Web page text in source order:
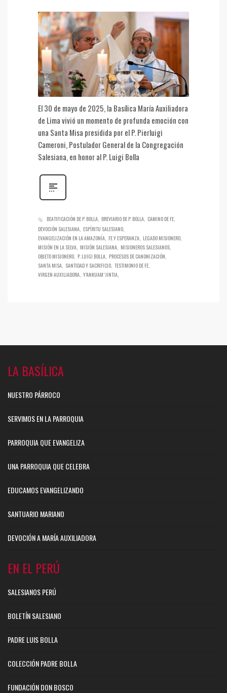
El 30 de mayo de 2025, la Basílica María Auxiliadora
de Lima vivió un momento de profunda emoción con
una Santa Misa presidida por el P. Pierluigi
Cameroni, Postulador General de la Congregación
Salesiana, en honor al P. Luigi Bolla
BEATIFICACIÓN DE P. BOLLA BREVIARIO DE P. BOLLA CAMINO DE FE
DEVOCIÓN SALESIANA ESPÍRITU SALESIANO
EVANGELIZACIÓN EN LA AMAZONÍA FE Y ESPERANZA LEGADO MISIONERO
MISIÓN EN LA SELVA MISIÓN SALESIANA MISIONEROS SALESIANOS
OBJETO MISIONERO P. LUIGI BOLLA PROCESOS DE CANONIZACIÓN
SANTA MISA SANTIDAD Y SACRIFICIO TESTIMONIO DE FE
VIRGEN AUXILIADORA Y’ANKUAM’ JINTIA
LA BASÍLICA
NUESTRO PÁRROCO
SERVIMOS EN LA PARROQUIA
PARROQUIA QUE EVANGELIZA
UNA PARROQUIA QUE CELEBRA
EDUCAMOS EVANGELIZANDO
SANTUARIO MARIANO
DEVOCIÓN A MARÍA AUXILIADORA
EN EL PERÚ
SALESIANOS PERÚ
BOLETÍN SALESIANO
PADRE LUIS BOLLA
COLECCIÓN PADRE BOLLA
FUNDACIÓN DON BOSCO